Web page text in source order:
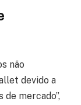
não
devido a
mercado”,